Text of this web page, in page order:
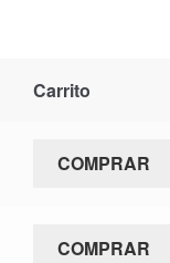
Carrito
COMPRAR
COMPRAR